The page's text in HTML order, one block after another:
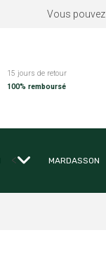
Vous pouvez
15 jours de retour
100% remboursé
< MARDASSON